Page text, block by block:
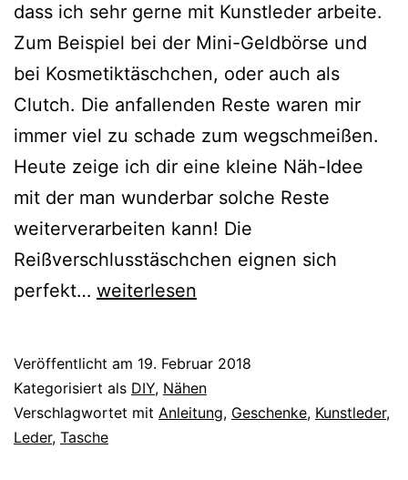
dass ich sehr gerne mit Kunstleder arbeite.
Zum Beispiel bei der Mini-Geldbörse und
bei Kosmetiktäschchen, oder auch als
Clutch. Die anfallenden Reste waren mir
immer viel zu schade zum wegschmeißen.
Heute zeige ich dir eine kleine Näh-Idee
mit der man wunderbar solche Reste
weiterverarbeiten kann! Die
Reißverschlusstäschchen eignen sich
perfekt… {Nähen}
aus
Lederresten
weiterlesen
Veröffentlicht am 19. Februar 2018
Kategorisiert als DIY, Nähen
Verschlagwortet mit Anleitung, Geschenke, Kunstleder,
Leder, Tasche